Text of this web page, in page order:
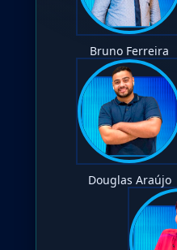
Bruno Ferreira
Douglas Araújo